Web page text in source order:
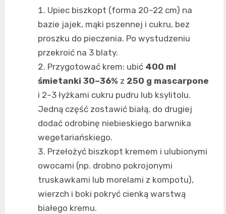
Upiec biszkopt (forma 20–22 cm) na
bazie jajek, mąki pszennej i cukru, bez
proszku do pieczenia. Po wystudzeniu
przekroić na 3 blaty.
Przygotować krem: ubić 400 ml
śmietanki 30–36% z 250 g mascarpone
i 2–3 łyżkami cukru pudru lub ksylitolu.
Jedną część zostawić białą, do drugiej
dodać odrobinę niebieskiego barwnika
wegetariańskiego.
Przełożyć biszkopt kremem i ulubionymi
owocami (np. drobno pokrojonymi
truskawkami lub morelami z kompotu),
wierzch i boki pokryć cienką warstwą
białego kremu.